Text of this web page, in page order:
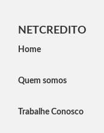
NETCREDITO
Home
Quem somos
Trabalhe Conosco